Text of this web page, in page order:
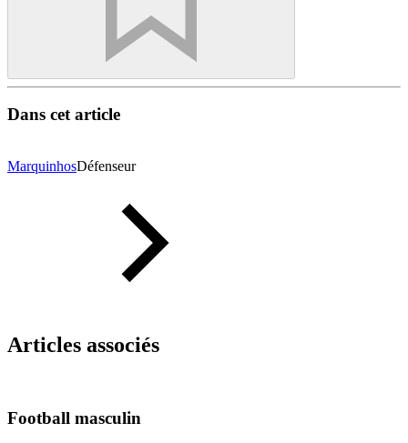
Dans cet article
MarquinhosDéfenseur
Articles associés
Football masculin